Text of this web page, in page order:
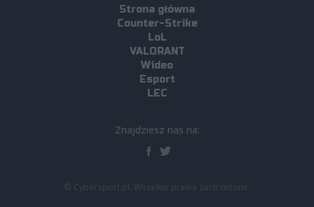
Strona główna
Counter-Strike
LoL
VALORANT
Wideo
Esport
LEC
Znajdziesz nas na: